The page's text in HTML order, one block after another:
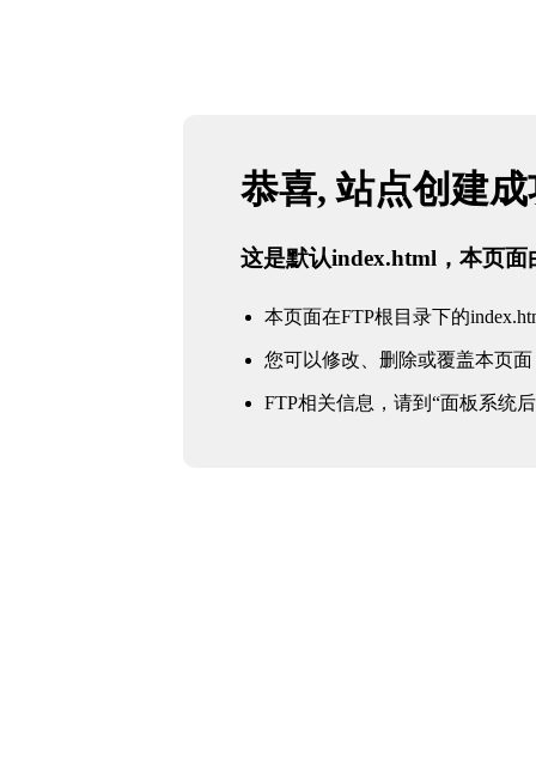
恭喜, 站点创建
这是默认index.html，本页面
本页面在FTP根目录下的
您可以修改、删除或覆盖本页面
FTP相关信息，请到“面板系统